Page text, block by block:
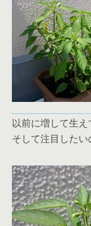
以前に増して生え
そして注目したい